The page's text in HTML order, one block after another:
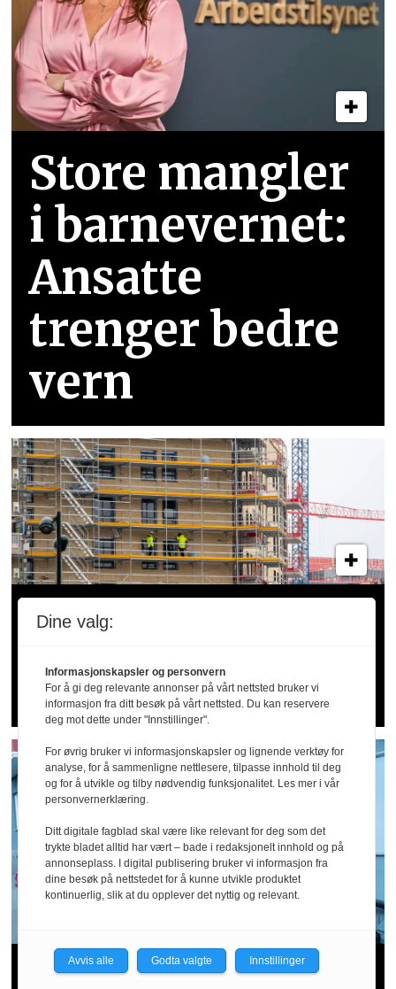
Store mangler
i barnevernet:
Ansatte
trenger bedre
vern
20 alvorlige fall­
Dette er for høye tall
Arbeidstilsynet hos Wolt og
Dine valg:
Informasjonskapsler og personvern
For å gi deg relevante annonser på vårt nettsted bruker vi
informasjon fra ditt besøk på vårt nettsted. Du kan reservere
deg mot dette under "Innstillinger".
For øvrig bruker vi informasjonskapsler og lignende verktøy for
analyse, for å sammenligne nettlesere, tilpasse innhold til deg
og for å utvikle og tilby nødvendig funksjonalitet. Les mer i vår
personvernerklæring.
Ditt digitale fagblad skal være like relevant for deg som det
trykte bladet alltid har vært – bade i redaksjonelt innhold og på
annonseplass. I digital publisering bruker vi informasjon fra
dine besøk på nettstedet for å kunne utvikle produktet
kontinuerlig, slik at du opplever det nyttig og relevant.
Avvis alle Godta valgte Innstillinger